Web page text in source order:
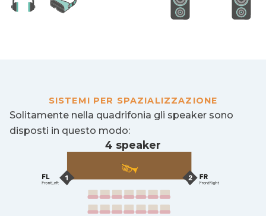
SISTEMI PER SPAZIALIZZAZIONE
Solitamente nella quadrifonia gli speaker sono
disposti in questo modo:
4 speaker